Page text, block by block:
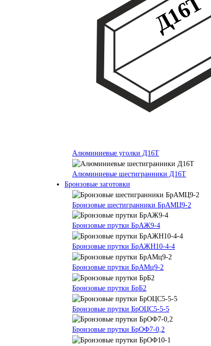
Алюминиевые уголки Д16Т
Алюминиевые шестигранники Д16Т
Бронзовые заготовки
Бронзовые шестигранники БрАМЦ9-2
Бронзовые прутки БрАЖ9-4
Бронзовые прутки БрАЖН10-4-4
Бронзовые прутки БрАМц9-2
Бронзовые прутки БрБ2
Бронзовые прутки БрОЦС5-5-5
Бронзовые прутки БрОФ7-0,2